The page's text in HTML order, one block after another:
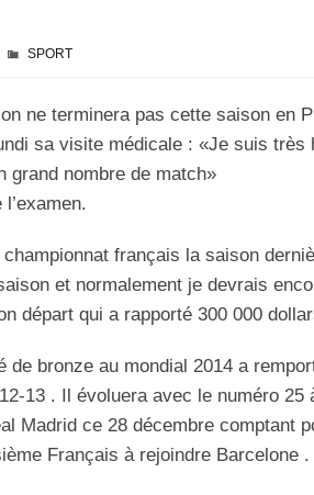
SPORT
ne terminera pas cette saison en
sa visite médicale : «Je suis très
grand nombre de match»
français la saison
et normalement je devrais
départ qui a rapporté 300 000
de bronze au mondial 2014 a
13 . Il évoluera avec le numéro
Madrid ce 28 décembre comptant
Français à rejoindre Barcelone .